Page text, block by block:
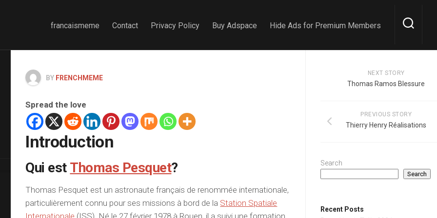
francaismeme Contact Privacy Policy Buy Adspace Hide Ads for Premium Members
BY FRENCHMEME
Spread the love
Introduction
Qui est Thomas Pesquet?
Thomas Pesquet est un astronaute français de renommée internationale,
particulièrement connu pour ses missions à bord de la Station Spatiale
Internationale (ISS). Né le 27 février 1978 à Rouen, il a suivi une formation
NEXT STORY
Thomas Ramos Blessure
PREVIOUS STORY
Thierry Henry Réalisations
Search
Search
Recent Posts